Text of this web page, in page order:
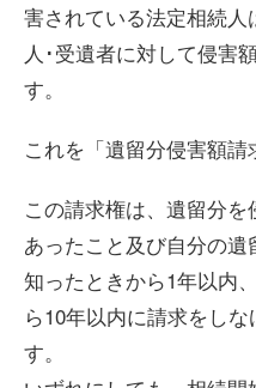
害されている法定相続
人･受遺者に対して侵害
す。
これを「遺留分侵害額請
この請求権は、遺留分
あったこと及び自分の
知ったときから1年以内
ら10年以内に請求をし
す。